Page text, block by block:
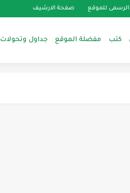
الرسمى للموقع صفحة الارشيف
كتب مفضلة الموقع جداول وتحولات